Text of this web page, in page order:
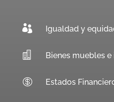
 Igualdad y
 Bienes muebles
 Estados